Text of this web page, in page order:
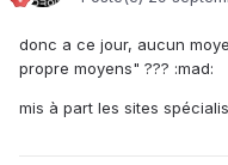
donc a ce jour, aucun
propre moyens" ??? :mad:
mis à part les sites